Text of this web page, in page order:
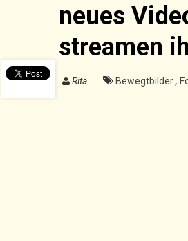
neues
streamen
Rita Bewegtbilder,